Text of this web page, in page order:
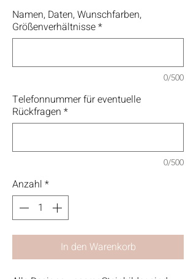
Namen, Daten, Wunschfarben,
Größenverhältnisse*
0/500
Telefonnummer für eventuelle
Rückfragen *
0/500
Anzahl *
In den Warenkorb